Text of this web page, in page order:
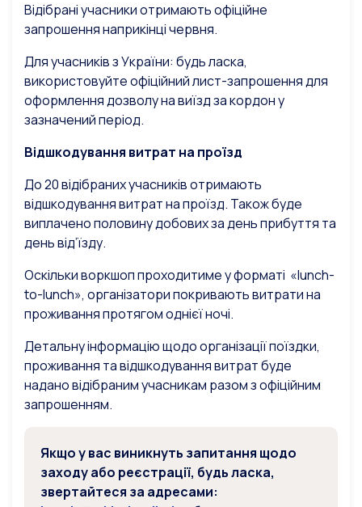
Відібрані учасники отримають офіційне
запрошення наприкінці червня.
Для учасників з України: будь ласка,
використовуйте офіційний лист-запрошення для
оформлення дозволу на виїзд за кордон у
зазначений період.
Відшкодування витрат на проїзд
До 20 відібраних учасників отримають
відшкодування витрат на проїзд. Також буде
виплачено половину добових за день прибуття та
день від’їзду.
Оскільки воркшоп проходитиме у форматі «lunch-
to-lunch», організатори покривають витрати на
проживання протягом однієї ночі.
Детальну інформацію щодо організації поїздки,
проживання та відшкодування витрат буде
надано відібраним учасникам разом з офіційним
запрошенням.
Якщо у вас виникнуть запитання щодо
заходу або реєстрації, будь ласка,
звертайтеся за адресами: